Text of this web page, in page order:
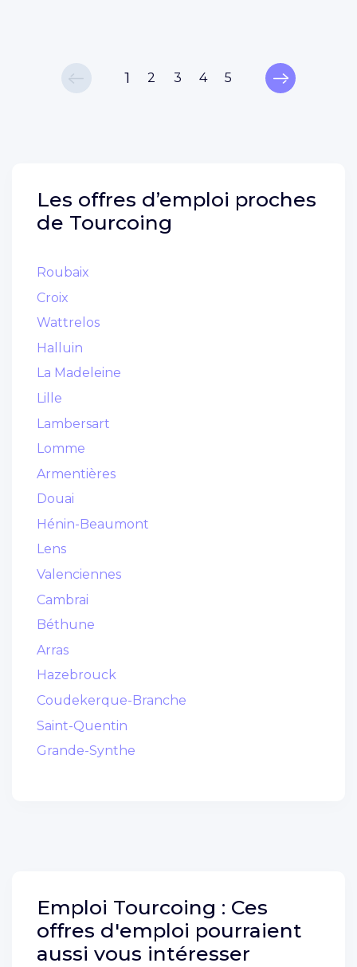
1 2 3 4 5
Les offres d’emploi proches
de Tourcoing
Roubaix
Croix
Wattrelos
Halluin
La Madeleine
Lille
Lambersart
Lomme
Armentières
Douai
Hénin-Beaumont
Lens
Valenciennes
Cambrai
Béthune
Arras
Hazebrouck
Coudekerque-Branche
Saint-Quentin
Grande-Synthe
Emploi Tourcoing : Ces
offres d'emploi pourraient
aussi vous intéresser